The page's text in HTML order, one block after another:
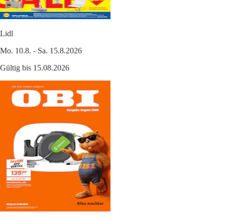
Lidl
Mo. 10.8. - Sa. 15.8.2026
Gültig bis 15.08.2026